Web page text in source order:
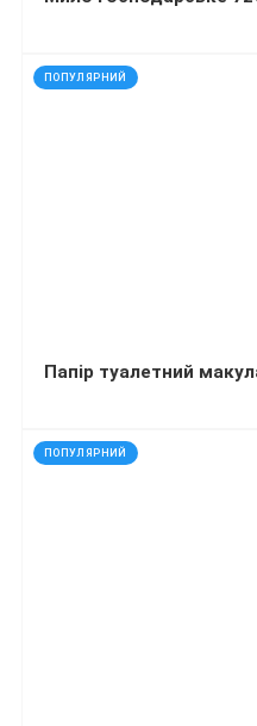
ПОПУЛЯРНИЙ
код: 21701
ПОПУЛЯРНИЙ
код: 91875